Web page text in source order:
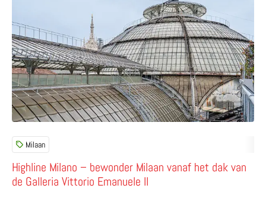
Highline Milano – bewonder Milaan vanaf het dak van
de Galleria Vittorio Emanuele II
Milaan